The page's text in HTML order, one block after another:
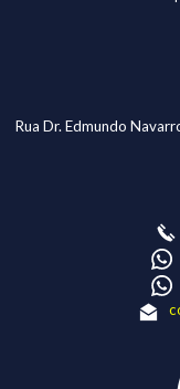
Rua Dr. Edmundo